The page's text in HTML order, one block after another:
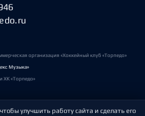
организация «Хоккейный клуб «Торпедо»
Музыка»
ХК «Торпедо»
данных
улучшить работу сайта и сделать его